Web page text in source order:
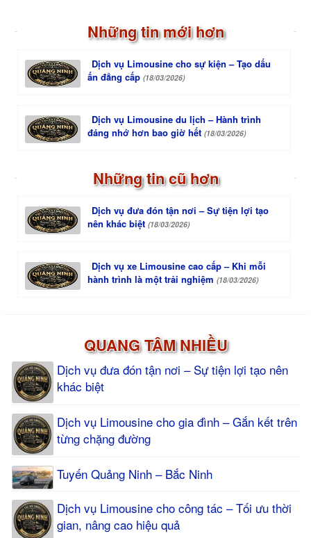
Những tin mới hơn
Dịch vụ Limousine cho sự kiện – Tạo dấu
ấn đẳng cấp (18/03/2026)
Dịch vụ Limousine du lịch – Hành trình
đáng nhớ hơn bao giờ hết (18/03/2026)
Những tin cũ hơn
Dịch vụ đưa đón tận nơi – Sự tiện lợi tạo
nên khác biệt (18/03/2026)
Dịch vụ xe Limousine cao cấp – Khi mỗi
hành trình là một trải nghiệm (18/03/2026)
QUANG TÂM NHIỀU
Dịch vụ đưa đón tận nơi – Sự tiện lợi tạo nên
khác biệt
Dịch vụ Limousine cho gia đình – Gắn kết trên
từng chặng đường
Tuyến Quảng Ninh – Bắc Ninh
Dịch vụ Limousine cho công tác – Tối ưu thời
gian, nâng cao hiệu quả